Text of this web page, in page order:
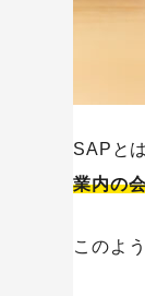
SAPと
業内の
このよ